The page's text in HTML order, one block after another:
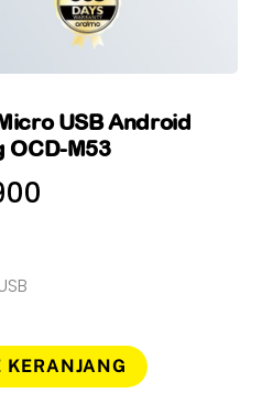
USB Android
OCD-M53
Rp24.900.